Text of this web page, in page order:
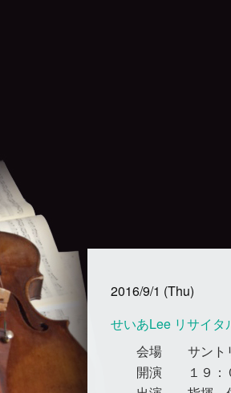
2016/9/1 (Thu)
せいあLee リサイ
会場
サント
開演
１９：